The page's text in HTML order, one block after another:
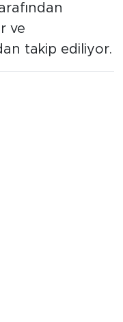
ve
takip ediliyor.